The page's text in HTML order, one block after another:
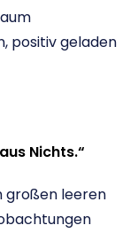
positiv geladen
Nichts.“
großen leeren